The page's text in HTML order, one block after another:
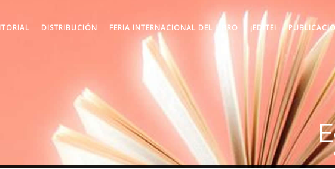
DISTRIBUCIÓN FERIA INTERNACIONAL DEL LIBRO ¡EDITE!